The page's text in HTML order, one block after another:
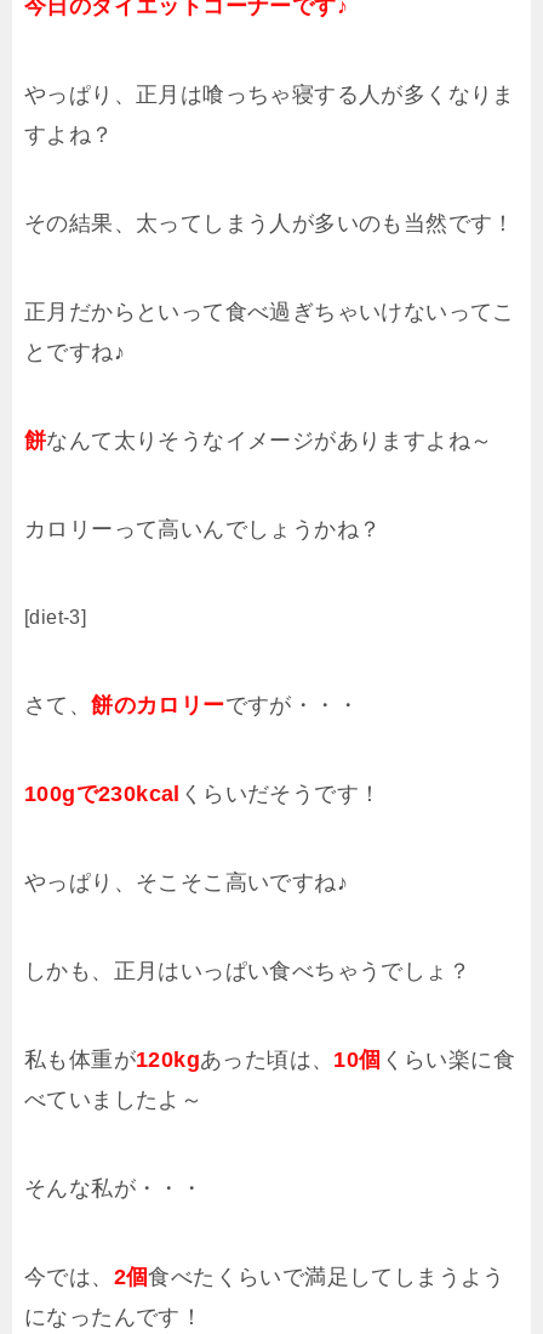
今日のダイエットコーナーです♪
やっぱり、正月は喰っちゃ寝する人が多くなりま
すよね？
その結果、太ってしまう人が多いのも当然です！
正月だからといって食べ過ぎちゃいけないってこ
とですね♪
餅なんて太りそうなイメージがありますよね～
カロリーって高いんでしょうかね？
[diet-3]
さて、餅のカロリーですが・・・
100gで230kcal くらいだそうです！
やっぱり、そこそこ高いですね♪
しかも、正月はいっぱい食べちゃうでしょ？
私も体重が120kgあった頃は、 10個 くらい楽に食
べていましたよ～
そんな私が・・・
今では、 2個食べたくらいで満足してしまうよう
になったんです！